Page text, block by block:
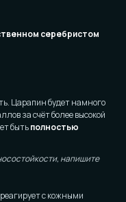
серебристом
Царапин будет намного
за счёт более высокой
бытьполностью
напишите
с кожными